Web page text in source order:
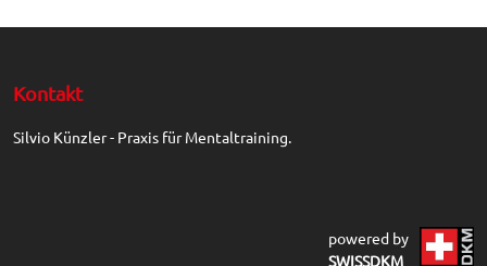
Kontakt
Silvio Künzler - Praxis für Mentaltraining.
powered by
SWISSDKM